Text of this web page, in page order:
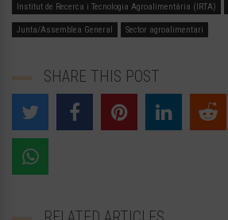
Institut de Recerca i Tecnologia Agroalimentària (IRTA)
Junta/Assemblea General Sector agroalimentari
SHARE THIS POST